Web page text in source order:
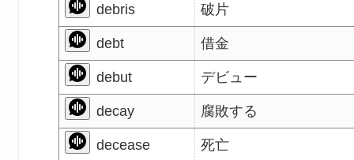
debris 破片
debt 借金
debut デビュー
decay 腐敗する
decease 死亡